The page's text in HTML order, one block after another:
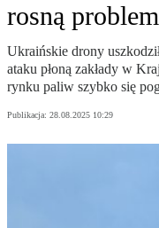
rosną
Ukraińskie drony
ataku płoną zakłady w
rynku paliw szybko się
Publikacja: 28.08.2025 10:29